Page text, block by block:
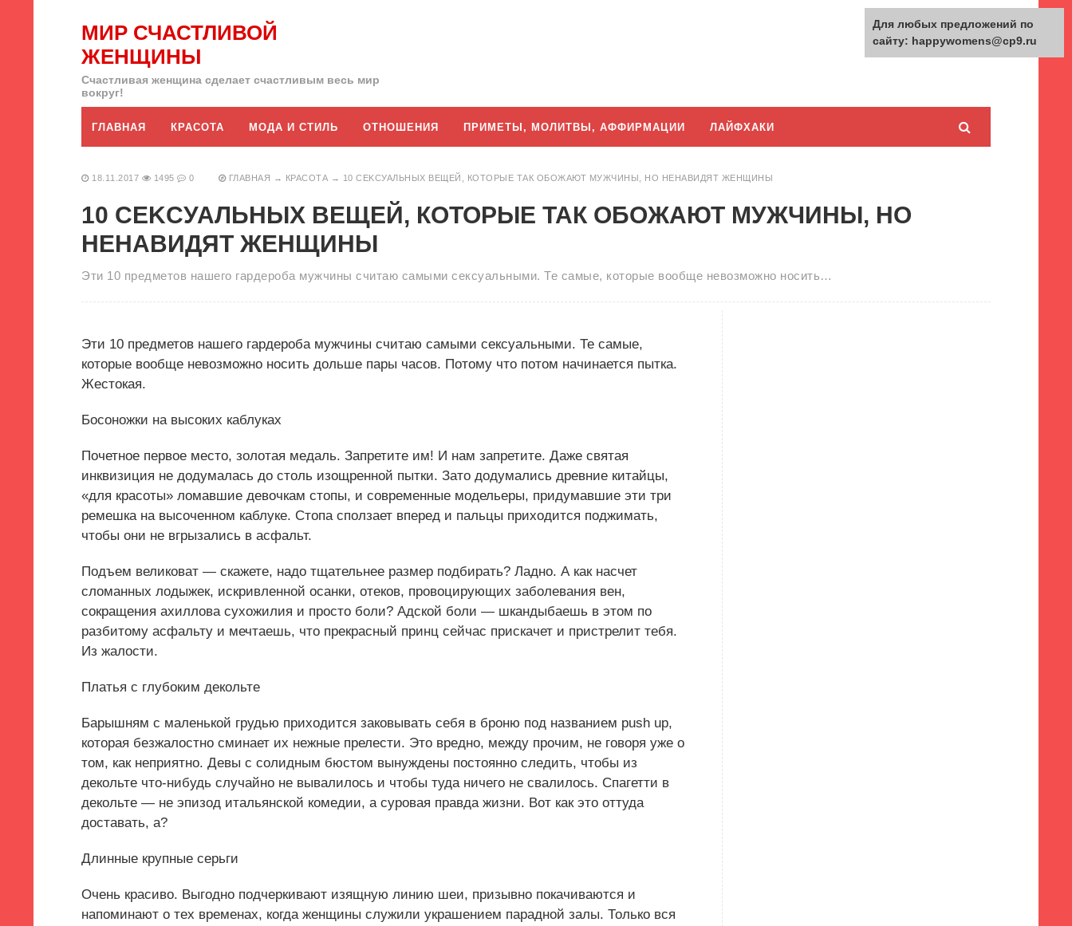
МИР СЧАСТЛИВОЙ
ЖЕНЩИНЫ
Счастливая женщина сделает счастливым весь мир
вокруг!
ГЛАВНАЯ КРАСОТА МОДА И СТИЛЬ ОТНОШЕНИЯ ПРИМЕТЫ, МОЛИТВЫ, АФФИРМАЦИИ ЛАЙФХАКИ
18.11.2017 1495 0 ГЛАВНАЯ → КРАСОТА → 10 СЕKСУАЛЬНЫХ ВЕЩЕЙ, КОТОРЫЕ ТАК ОБОЖАЮТ МУЖЧИНЫ, НО НЕНАВИДЯТ ЖЕНЩИНЫ
10 СЕKСУАЛЬНЫХ ВЕЩЕЙ, КОТОРЫЕ ТАК ОБОЖАЮТ МУЖЧИНЫ, НО
НЕНАВИДЯТ ЖЕНЩИНЫ
Эти 10 предметов нашего гардероба мужчины считаю самыми сексуальными. Те самые, которые вообще невозможно носить…
Эти 10 предметов нашего гардероба мужчины считаю самыми сексуальными. Те самые,
которые вообще невозможно носить дольше пары часов. Потому что потом начинается пытка.
Жестокая.
Босоножки на высоких каблуках
Почетное первое место, золотая медаль. Запретите им! И нам запретите. Даже святая
инквизиция не додумалась до столь изощренной пытки. Зато додумались древние китайцы,
«для красоты» ломавшие девочкам стопы, и современные модельеры, придумавшие эти три
ремешка на высоченном каблуке. Стопа сползает вперед и пальцы приходится поджимать,
чтобы они не вгрызались в асфальт.
Подъем великоват — скажете, надо тщательнее размер подбирать? Ладно. А как насчет
сломанных лодыжек, искривленной осанки, отеков, провоцирующих заболевания вен,
сокращения ахиллова сухожилия и просто боли? Адской боли — шкандыбаешь в этом по
разбитому асфальту и мечтаешь, что прекрасный принц сейчас прискачет и пристрелит тебя.
Из жалости.
Платья с глубоким декольте
Барышням с маленькой грудью приходится заковывать себя в броню под названием push up,
которая безжалостно сминает их нежные прелести. Это вредно, между прочим, не говоря уже о
том, как неприятно. Девы с солидным бюстом вынуждены постоянно следить, чтобы из
декольте что-нибудь случайно не вывалилось и чтобы туда ничего не свалилось. Спагетти в
декольте — не эпизод итальянской комедии, а суровая правда жизни. Вот как это оттуда
доставать, а?
Длинные крупные серьги
Очень красиво. Выгодно подчеркивают изящную линию шеи, призывно покачиваются и
напоминают о тех временах, когда женщины служили украшением парадной залы. Только вся
Для любых предложений по
сайту: happywomens@cp9.ru